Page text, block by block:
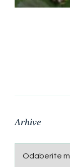
Arhive
Arhive